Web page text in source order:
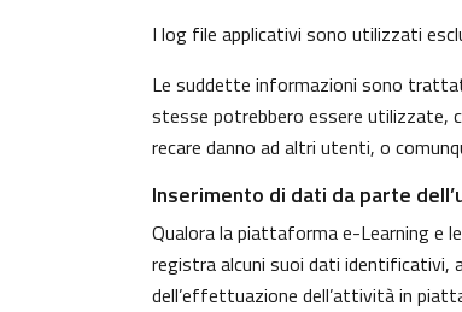
I log file applicativi sono utilizzati
Le suddette informazioni sono
stesse potrebbero essere utilizzate,
recare danno ad altri utenti, o
Inserimento di dati da parte
Qualora la piattaforma e-Learning e
registra alcuni suoi dati identificativi,
dell’effettuazione dell’attività in